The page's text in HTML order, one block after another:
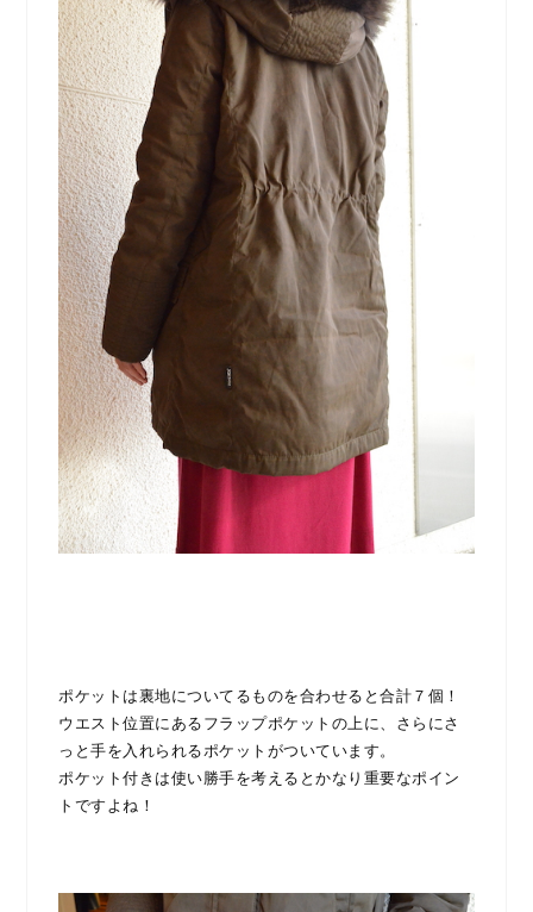
ポケットは裏地についてるものを合わせると合計７個！
ウエスト位置にあるフラップポケットの上に、さらにさ
っと手を入れられるポケットがついています。
ポケット付きは使い勝手を考えるとかなり重要なポイン
トですよね！